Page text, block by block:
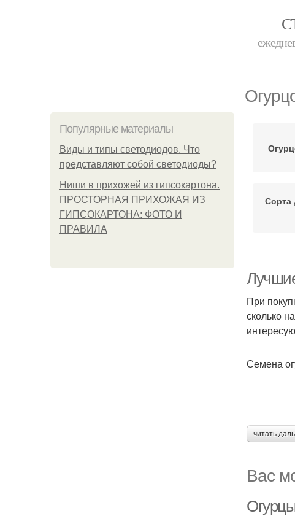
Популярные материалы
Виды и типы светодиодов. Что
представляют собой светодиоды?
Ниши в прихожей из гипсокартона.
ПРОСТОРНАЯ ПРИХОЖАЯ ИЗ
ГИПСОКАРТОНА: ФОТО И
ПРАВИЛА
Сорта
При
сколько
Семена
читать
Вас